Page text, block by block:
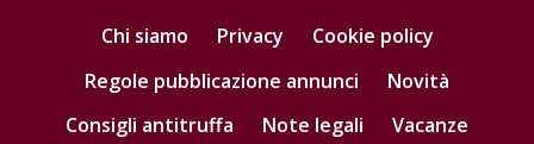
Chi siamo Privacy
Cookie policy
Regole pubblicazione annunci
Novità
Consigli antitruffa
Note legali Vacanze